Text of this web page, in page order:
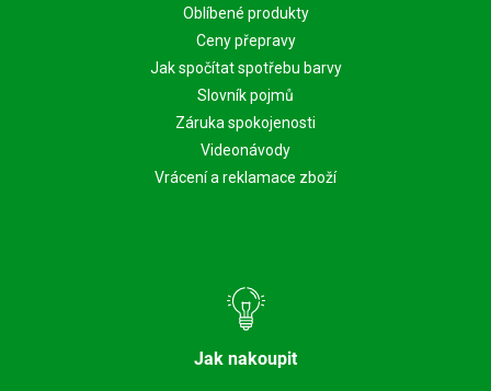
Oblíbené produkty
Ceny přepravy
Jak spočítat spotřebu barvy
Slovník pojmů
Záruka spokojenosti
Videonávody
Vrácení a reklamace zboží
Jak nakoupit